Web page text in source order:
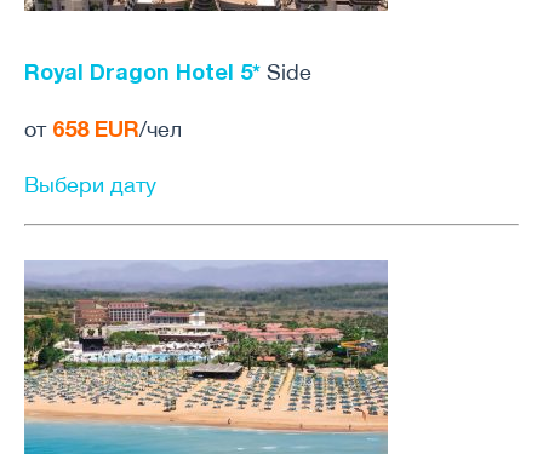
Royal Dragon Hotel 5* Side
от 658 EUR/чел
Выбери дату